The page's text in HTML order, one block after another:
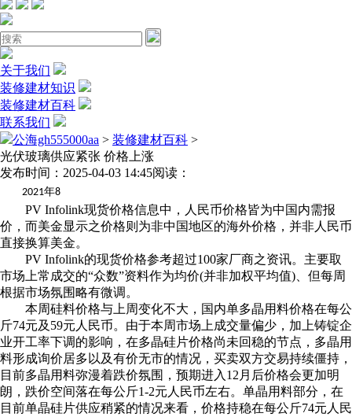
关于我们
装修建材知识
装修建材百科
联系我们
公海gh555000aa > 装修建材百科 >
光伏玻璃供应紧张 价格上涨
发布时间：2025-04-03 14:45阅读：
2021年8
PV Infolink现货价格信息中，人民币价格皆为中国内需报
价，而美金显示之价格则为非中国地区的海外价格，并非人民币
直接换算美金。
PV Infolink的现货价格参考超过100家厂商之资讯。主要取
市场上常成交的“众数”资料作为均价(并非加权平均值)、但每周
根据市场氛围略有微调。
本周硅料价格与上周变化不大，国内单多晶用料价格在每公
斤74元及59元人民币。由于本周市场上成交量偏少，加上铸锭企
业开工率下调的影响，在多晶硅片价格尚未回稳的节点，多晶用
料形成询价居多以及有价无市的情况，买卖双方交易持续僵持，
目前多晶用料弥漫着跌价氛围，预期进入12月后价格会更加明
朗，跌价空间落在每公斤1-2元人民币左右。单晶用料部分，在
目前单晶硅片供应稍紧的情况来看，价格持稳在每公斤74元人民